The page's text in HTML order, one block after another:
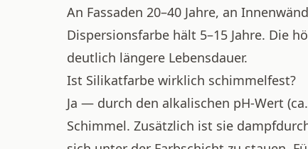
An Fassaden 20–40 Jahre, an
Dispersionsfarbe hält 5–15 Jahre. Die
deutlich längere Lebensdauer.
Ist Silikatfarbe wirklich schimmelfest?
Ja — durch den alkalischen pH-Wert
Schimmel. Zusätzlich ist sie